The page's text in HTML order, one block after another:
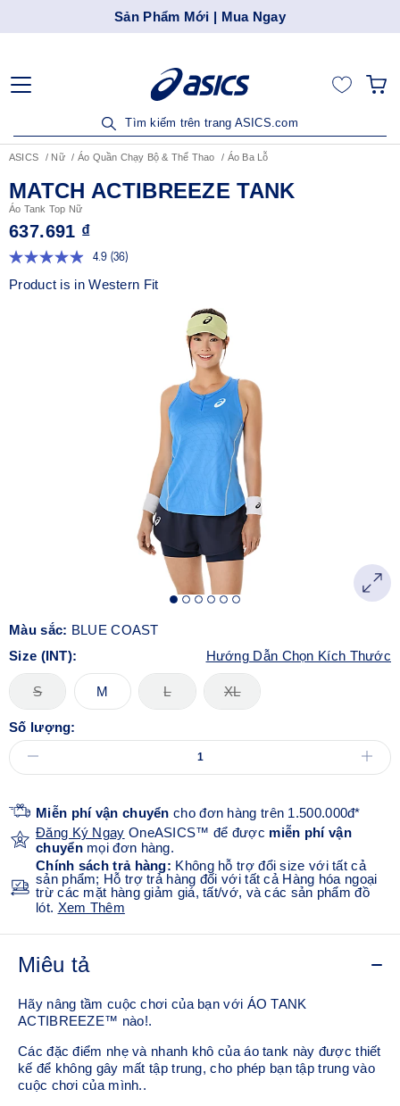
Sản Phẩm Mới | Mua Ngay
Tìm kiếm trên trang ASICS.com
ASICS Nữ Áo Quần Chạy Bộ & Thể Thao Áo Ba Lỗ
MATCH ACTIBREEZE TANK
Áo Tank Top Nữ
637.691 ₫
4.9 Đọc
36
đánh
(36)
Product is in Western Fit
Màu sắc: BLUE COAST
Size (INT):
Hướng Dẫn Chọn Kích Thước
S M L XL
Số lượng:
Miễn phí vận chuyển cho đơn hàng trên 1.500.000đ*
Đăng Ký Ngay OneASICS™ để được miễn phí vận
chuyểnmọi đơn hàng.
Chính sách trả hàng: Không hỗ trợ đổi size với tất cả
sản phẩm; Hỗ trợ trả hàng đối với tất cả Hàng hóa ngoại
trừ các mặt hàng giảm giá, tất/vớ, và các sản phẩm đồ
lót. Xem Thêm
Miêu tả
Hãy nâng tầm cuộc chơi của bạn với ÁO TANK
ACTIBREEZE™ nào!.
Các đặc điểm nhẹ và nhanh khô của áo tank này được thiết
kế để không gây mất tập trung, cho phép bạn tập trung vào
cuộc chơi của mình..